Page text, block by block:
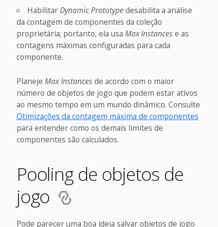
HabilitarDynamic Prototypedesabilita a análise
da contagem de componentes da coleção
proprietária; portanto, ela usa Max Instancese as
contagens máximas configuradas para cada
componente.
Planeje Max Instancesde acordo com o maior
número de objetos de jogo que podem estar ativos
ao mesmo tempo em um mundo dinâmico. Consulte
Otimizações da contagem máxima de componentes
para entender como os demais limites de
componentes são calculados.
Pooling de objetos de
jogo
Pode parecer uma boa ideia salvar objetos de jogo